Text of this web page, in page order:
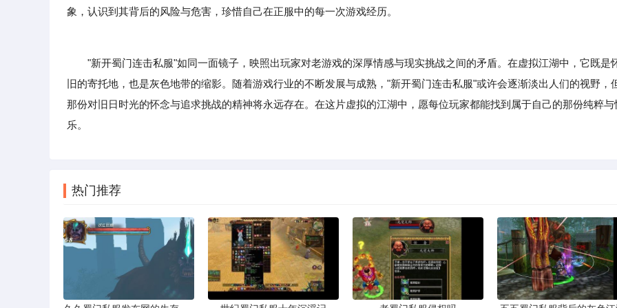
象，认识到其背后的风险与危害，珍惜自己在正服中的每一次游戏经历。
"新开蜀门连击私服"如同一面镜子，映照出玩家对老游戏的深厚情感与现实挑战之间的矛盾。在虚拟江湖中，它既是
旧的寄托地，也是灰色地带的缩影。随着游戏行业的不断发展与成熟，"新开蜀门连击私服"或许会逐渐淡出人们的视野，
那份对旧日时光的怀念与追求挑战的精神将永远存在。在这片虚拟的江湖中，愿每位玩家都能找到属于自己的那份纯粹与
乐。
热门推荐